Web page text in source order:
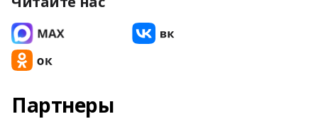
Партнеры